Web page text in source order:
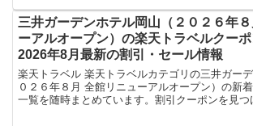
三井ガーデンホテル岡山（２０２６年
ーアルオープン）の楽天トラベルクーポ
2026年8月最新の割引・セール情報
楽天トラベル 楽天トラベルカテゴリの三井ガー
０２６年８月 全館リニューアルオープン）の新
一覧を随時まとめています。割引クーポンを見
おり、記事の上にあるものが最新の割引クーポ